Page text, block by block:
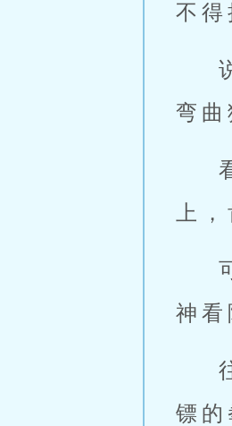
不得
弯曲
上
神看
镖的